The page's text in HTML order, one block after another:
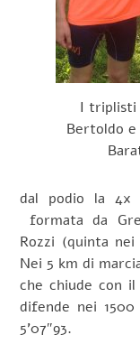
I triplisti
Bertoldo e
dal podio la 4x
formata da
Rozzi (quinta nei
Nei 5 km di
che chiude con il
difende nei
5’07″93.